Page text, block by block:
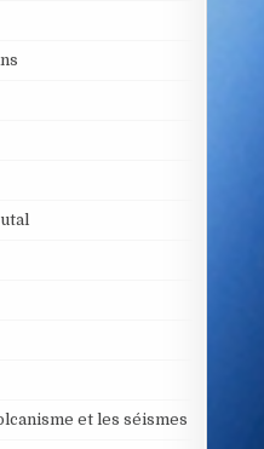
et les séismes